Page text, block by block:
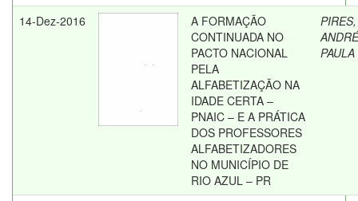
14-Dez-2016
A FORMAÇÃO
CONTINUADA NO
PACTO NACIONAL
PELA
ALFABETIZAÇÃO NA
IDADE CERTA –
PNAIC – E A PRÁTICA
DOS PROFESSORES
ALFABETIZADORES
NO MUNICÍPIO DE
RIO AZUL – PR
PIRES,
PAULA